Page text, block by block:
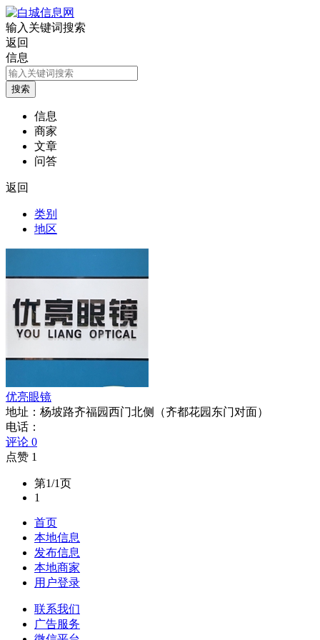
输入关键词搜索
返回
信息
信息
商家
文章
问答
返回
类别
地区
优亮眼镜
地址：杨坡路齐福园西门北侧（齐都花园东门对面）
电话：
评论 0
点赞 1
第1/1页
1
首页
本地信息
发布信息
本地商家
用户登录
联系我们
广告服务